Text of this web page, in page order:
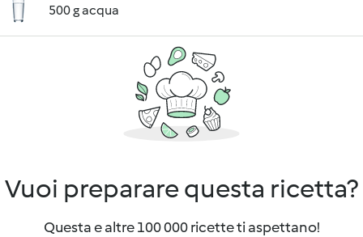
500 g acqua
Vuoi preparare questa ricetta?
Questa e altre 100 000 ricette ti aspettano!